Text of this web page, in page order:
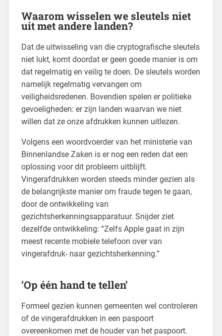
Waarom wisselen we sleutels niet
uit met andere landen?
Dat de uitwisseling van die cryptografische sleutels
niet lukt, komt doordat er geen goede manier is om
dat regelmatig en veilig te doen. De sleutels worden
namelijk regelmatig vervangen om
veiligheidsredenen. Bovendien spelen er politieke
gevoeligheden: er zijn landen waarvan we niet
willen dat ze onze afdrukken kunnen uitlezen.
Volgens een woordvoerder van het ministerie van
Binnenlandse Zaken is er nog een reden dat een
oplossing voor dit probleem uitblijft.
Vingerafdrukken worden steeds minder gezien als
de belangrijkste manier om fraude tegen te gaan,
door de ontwikkeling van
gezichtsherkenningsapparatuur. Snijder ziet
dezelfde ontwikkeling: “Zelfs Apple gaat in zijn
meest recente mobiele telefoon over van
vingerafdruk- naar gezichtsherkenning.”
‘Op één hand te tellen’
Formeel gezien kunnen gemeenten wel controleren
of de vingerafdrukken in een paspoort
overeenkomen met de houder van het paspoort.